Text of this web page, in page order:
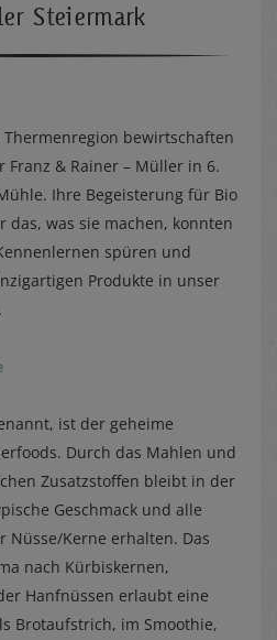
Steiermark
bewirtschaften
Franz & Rainer – Müller in 6.
Ihre Begeisterung für Bio
was sie machen, konnten
spüren und
Produkte in unser
ist der geheime
Durch das Mahlen und
Zusatzstoffen bleibt in der
Geschmack und alle
Nüsse/Kerne erhalten. Das
nach Kürbiskernen,
Hanfnüssen erlaubt eine
Brotaufstrich, im Smoothie,